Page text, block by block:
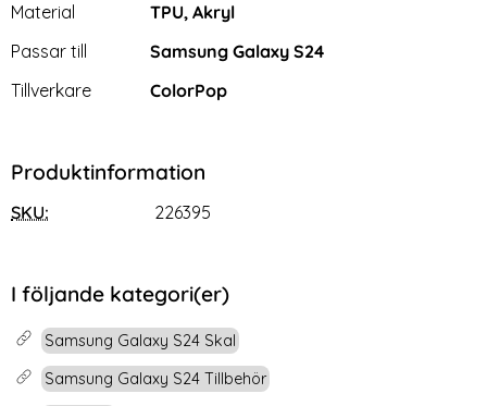
Material
TPU, Akryl
Passar till
Samsung Galaxy S24
Tillverkare
ColorPop
Produktinformation
SKU: 226395
I följande kategori(er)
Samsung Galaxy S24 Skal
Samsung Galaxy S24 Tillbehör